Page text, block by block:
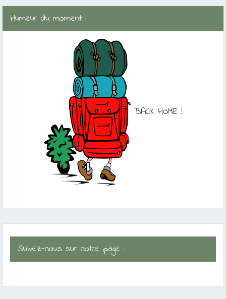
Humeur du moment :
BACK HOME !
Suivez-nous sur notre page :